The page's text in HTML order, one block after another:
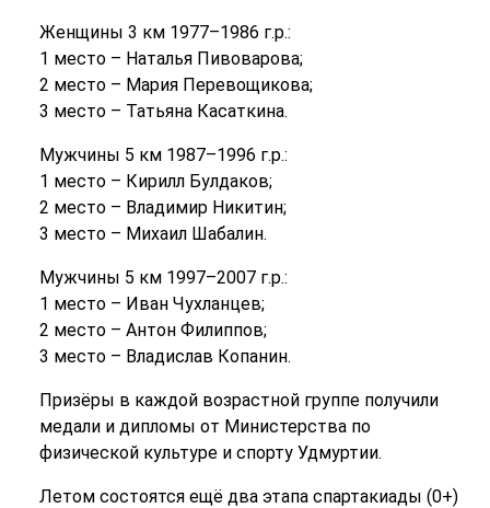
Женщины 3 км 1977–1986 г.р.:
1 место – Наталья Пивоварова;
2 место – Мария Перевощикова;
3 место – Татьяна Касаткина.
Мужчины 5 км 1987–1996 г.р.:
1 место – Кирилл Булдаков;
2 место – Владимир Никитин;
3 место – Михаил Шабалин.
Мужчины 5 км 1997–2007 г.р.:
1 место – Иван Чухланцев;
2 место – Антон Филиппов;
3 место – Владислав Копанин.
Призёры в каждой возрастной группе получили
медали и дипломы от Министерства по
физической культуре и спорту Удмуртии.
Летом состоятся ещё два этапа спартакиады (0+)